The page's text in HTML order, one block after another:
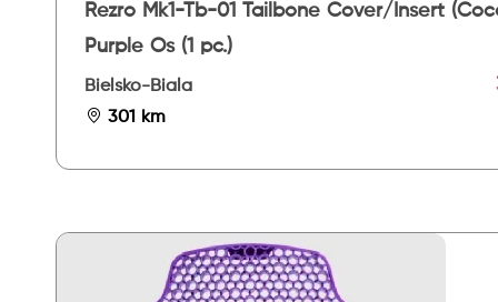
Rezro Mk1-Tb-01 Tailbone Cover/Insert
Purple Os (1 pc.)
Bielsko-Biala
301 km